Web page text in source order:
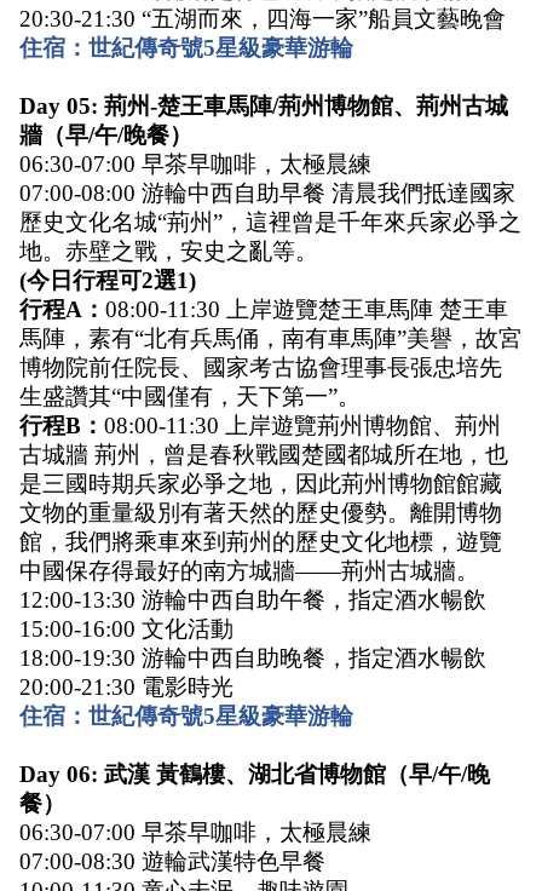
20:30-21:30 “五湖而來，四海一家”船員文藝晚會
住宿：世紀傳奇號5星級豪華游輪
Day 05: 荊州-楚王車馬陣/荊州博物館、荊州古城
牆（早/午/晚餐）
06:30-07:00 早茶早咖啡，太極晨練
07:00-08:00 游輪中西自助早餐 清晨我們抵達國家
歷史文化名城“荊州”，這裡曾是千年來兵家必爭之
地。赤壁之戰，安史之亂等。
(今日行程可2選1)
行程A： 08:00-11:30 上岸遊覽楚王車馬陣 楚王車
馬陣，素有“北有兵馬俑，南有車馬陣”美譽，故宮
博物院前任院長、國家考古協會理事長張忠培先
生盛讚其“中國僅有，天下第一”。
行程B： 08:00-11:30 上岸遊覽荊州博物館、荊州
古城牆 荊州，曾是春秋戰國楚國都城所在地，也
是三國時期兵家必爭之地，因此荊州博物館館藏
文物的重量級別有著天然的歷史優勢。離開博物
館，我們將乘車來到荊州的歷史文化地標，遊覽
中國保存得最好的南方城牆——荊州古城牆。
12:00-13:30 游輪中西自助午餐，指定酒水暢飲
15:00-16:00 文化活動
18:00-19:30 游輪中西自助晚餐，指定酒水暢飲
20:00-21:30 電影時光
住宿：世紀傳奇號5星級豪華游輪
Day 06: 武漢 黃鶴樓、湖北省博物館（早/午/晚
餐）
06:30-07:00 早茶早咖啡，太極晨練
07:00-08:30 遊輪武漢特色早餐